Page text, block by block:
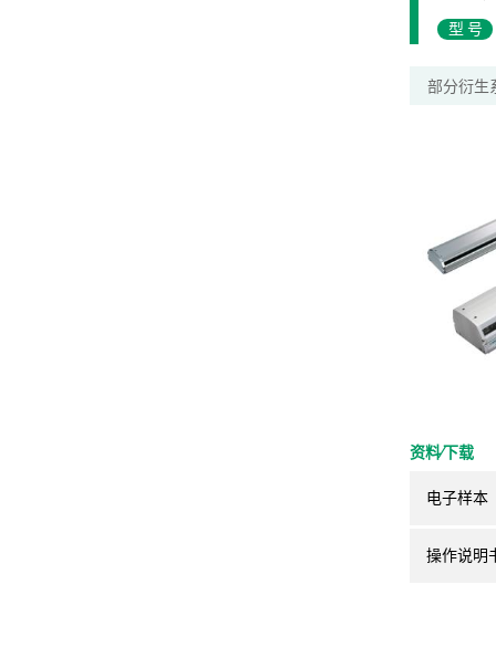
型号
部分衍生
资料⁄下载
电子样本
操作说明